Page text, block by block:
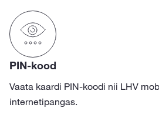
PIN-kood
Vaata kaardi PIN-koodi nii LHV
internetipangas.